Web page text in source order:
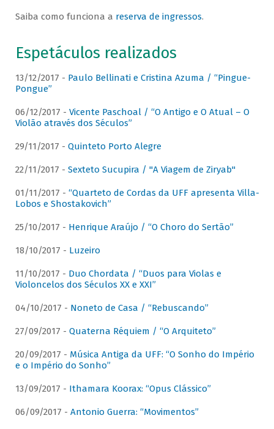
Saiba como funciona a reserva de ingressos.
Espetáculos realizados
13/12/2017 - Paulo Bellinati e Cristina Azuma / “Pingue-
Pongue”
06/12/2017 - Vicente Paschoal / “O Antigo e O Atual – O
Violão através dos Séculos”
29/11/2017 - Quinteto Porto Alegre
22/11/2017 - Sexteto Sucupira / "A Viagem de Ziryab"
01/11/2017 - “Quarteto de Cordas da UFF apresenta Villa-
Lobos e Shostakovich”
25/10/2017 - Henrique Araújo / “O Choro do Sertão”
18/10/2017 - Luzeiro
11/10/2017 - Duo Chordata / “Duos para Violas e
Violoncelos dos Séculos XX e XXI”
04/10/2017 - Noneto de Casa / “Rebuscando”
27/09/2017 - Quaterna Réquiem / “O Arquiteto”
20/09/2017 - Música Antiga da UFF: “O Sonho do Império
e o Império do Sonho”
13/09/2017 - Ithamara Koorax: “Opus Clássico”
06/09/2017 - Antonio Guerra: “Movimentos”